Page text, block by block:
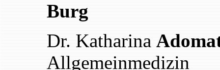
Burg
Dr. Katharina
Allgemeinmedizin